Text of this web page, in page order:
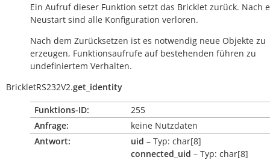
Ein Aufruf dieser Funktion setzt das Bricklet zurück. Nach
Neustart sind alle Konfiguration verloren.
Nach dem Zurücksetzen ist es notwendig neue Objekte zu
erzeugen, Funktionsaufrufe auf bestehenden führen zu
undefiniertem Verhalten.
BrickletRS232V2.get_identity
Funktions-ID:
255
Anfrage:
keine Nutzdaten
Antwort:
uid – Typ: char[8]
connected_uid – Typ: char[8]